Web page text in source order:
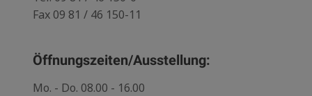
Fax 09 81 / 46 150-11
Öffnungszeiten/Ausstellung:
Mo. - Do. 08.00 - 16.00